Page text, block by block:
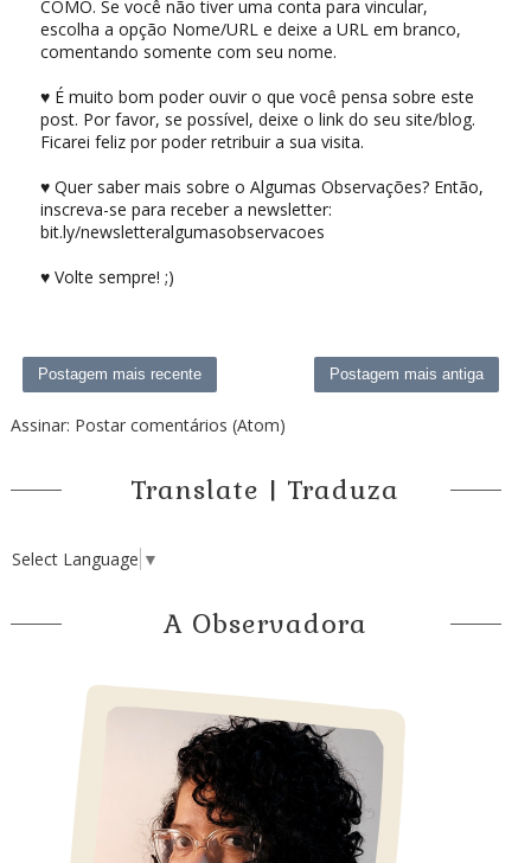
COMO. Se você não tiver uma conta para vincular,
escolha a opção Nome/URL e deixe a URL em branco,
comentando somente com seu nome.
♥ É muito bom poder ouvir o que você pensa sobre este
post. Por favor, se possível, deixe o link do seu site/blog.
Ficarei feliz por poder retribuir a sua visita.
♥ Quer saber mais sobre o Algumas Observações? Então,
inscreva-se para receber a newsletter:
bit.ly/newsletteralgumasobservacoes
♥ Volte sempre! ;)
Postagem mais recente Postagem mais antiga
Assinar: Postar comentários (Atom)
Translate | Traduza
Select Language ▼
A Observadora